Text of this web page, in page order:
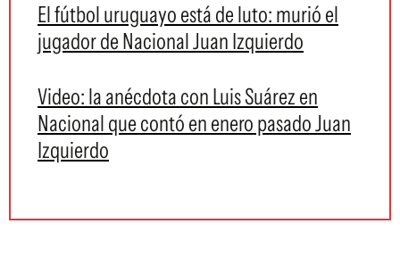
El fútbol uruguayo está de luto: murió el
jugador de Nacional Juan Izquierdo
Video: la anécdota con Luis Suárez en
Nacional que contó en enero pasado Juan
Izquierdo